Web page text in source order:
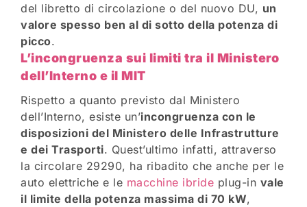
del libretto di circolazione o del nuovo DU, un
valore spesso ben al di sotto della potenza di
picco.
L’incongruenza sui limiti tra il Ministero
dell’Interno e il MIT
Rispetto a quanto previsto dal Ministero
dell’Interno, esiste un’incongruenza con le
disposizioni del Ministero delle Infrastrutture
e dei Trasporti. Quest’ultimo infatti, attraverso
la circolare 29290, ha ribadito che anche per le
auto elettriche e le macchine ibride plug-in vale
il limite della potenza massima di 70 kW,